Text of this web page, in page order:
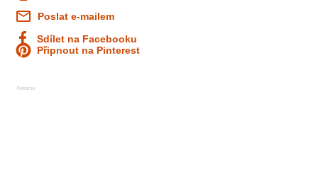
Poslat e-mailem
Sdílet na Facebooku
Připnout na Pinterest
Reklama